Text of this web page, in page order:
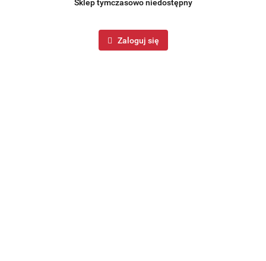
Sklep tymczasowo niedostępny
Zaloguj się